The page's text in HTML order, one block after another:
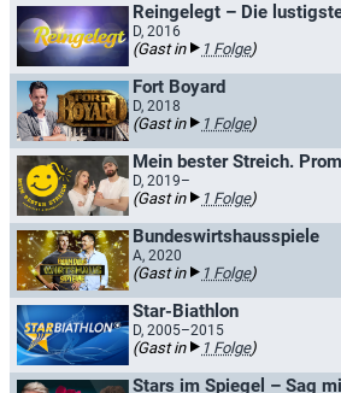
Reingelegt – Die
D, 2016
(Gast in 1 Folge)
Fort Boyard
D, 2018
(Gast in 1 Folge)
Mein bester Streich.
D, 2019–
(Gast in 1 Folge)
Bundeswirtshausspiele
A, 2020
(Gast in 1 Folge)
Star-Biathlon
D, 2005–2015
(Gast in 1 Folge)